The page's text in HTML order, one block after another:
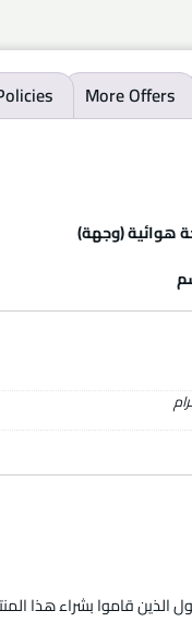
More Offers
هوائية (وجهة)
قاموا بشراء هذا